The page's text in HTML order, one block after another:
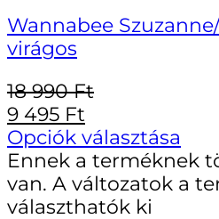
Wannabee
virágos
18 990Ft
9 495 Ft
Opciók választása
Ennek a terméknek
van. A változatok a
választhatók ki